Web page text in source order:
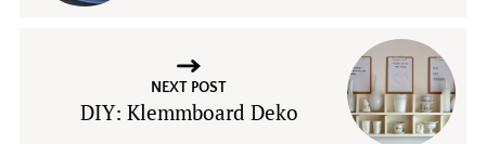
NEXT POST
DIY: Klemmboard Deko